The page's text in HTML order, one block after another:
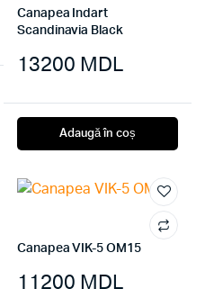
Canapea Indart
Scandinavia Black
13200 MDL
Adaugă în coș
Canapea VIK-5 OM15
11200 MDL